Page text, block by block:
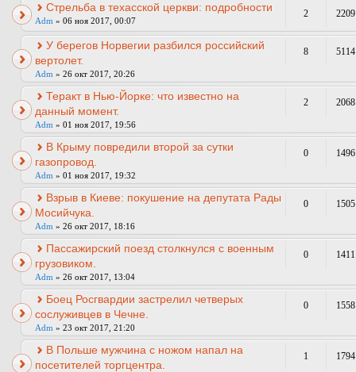
Стрельба в техасской церкви: подробности
Adm » 06 ноя 2017, 00:07
2 2209
У берегов Норвегии разбился российский
вертолет.
Adm » 26 окт 2017, 20:26
8 5114
Теракт в Нью-Йорке: что известно на
данный момент.
Adm » 01 ноя 2017, 19:56
2 2068
В Крыму повредили второй за сутки
газопровод.
Adm » 01 ноя 2017, 19:32
0 1496
Взрыв в Киеве: покушение на депутата Рады
Мосийчука.
Adm » 26 окт 2017, 18:16
0 1505
Пассажирский поезд столкнулся с военным
грузовиком.
Adm » 26 окт 2017, 13:04
0 1411
Боец Росгвардии застрелил четверых
сослуживцев в Чечне.
Adm » 23 окт 2017, 21:20
0 1558
В Польше мужчина с ножом напал на
посетителей торгцентра.
1 1794